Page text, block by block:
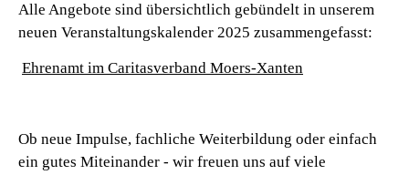
Alle Angebote sind übersichtlich gebündelt in unserem
neuen Veranstaltungskalender 2025 zusammengefasst:
Ehrenamt im Caritasverband Moers-Xanten
Ob neue Impulse, fachliche Weiterbildung oder einfach
ein gutes Miteinander - wir freuen uns auf viele